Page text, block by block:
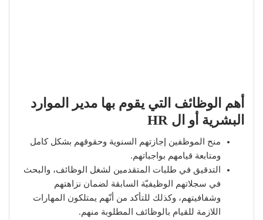
أهم الوظائف التي يقوم بها مدير الموارد
البشرية أو ال HR
منح الموظفين إجازتهم السنوية وحقوقهم بشكل كامل
ومتابعة قيامهم بواجباتهم.
التدقيق في طلبات المتقدمين لشغل الوظائف، والبحث
في سجلاتهم الوظيفيّة السابقة لضمان نزاهتهم
وشفافيتهم، وكذلك للتأكد من أنّهم يمتلكون المهارات
اللازمة للقيام بالوظائف المطلوبة منهم.